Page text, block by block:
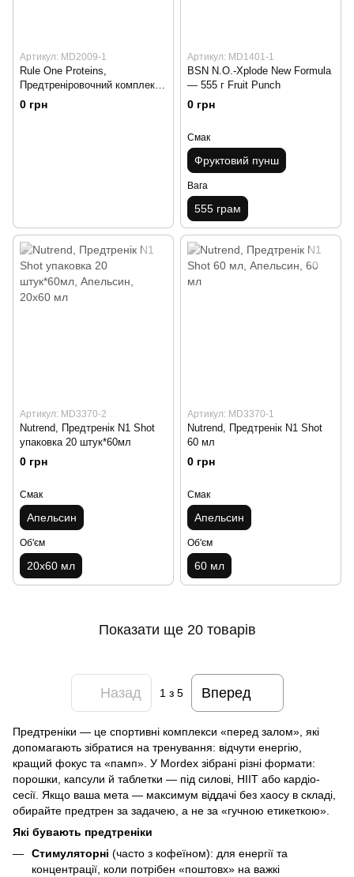
Артикул: MD2009-1
Rule One Proteins,
Предтреніровочний комплекс
R1 Pre Train, 150 грам *
0 грн
Артикул: MD1401-1
BSN N.O.-Xplode New Formula
— 555 г Fruit Punch
0 грн
Смак
Фруктовий пунш
Вага
555 грам
Артикул: MD3370-2
Nutrend, Предтренік N1 Shot
упаковка 20 штук*60мл
0 грн
Смак
Апельсин
Об'єм
20x60 мл
Артикул: MD3370-1
Nutrend, Предтренік N1 Shot
60 мл
0 грн
Смак
Апельсин
Об'єм
60 мл
Показати ще 20 товарів
Назад 1з 5 Вперед
Предтреніки — це спортивні комплекси «перед залом», які
допомагають зібратися на тренування: відчути енергію,
кращий фокус та «памп». У Mordex зібрані різні формати:
порошки, капсули й таблетки — під силові, HIIT або кардіо-
сесії. Якщо ваша мета — максимум віддачі без хаосу в складі,
обирайте предтрен за задачею, а не за «гучною етикеткою».
Які бувають предтреніки
Стимуляторні (часто з кофеїном): для енергії та
концентрації, коли потрібен «поштовх» на важкі